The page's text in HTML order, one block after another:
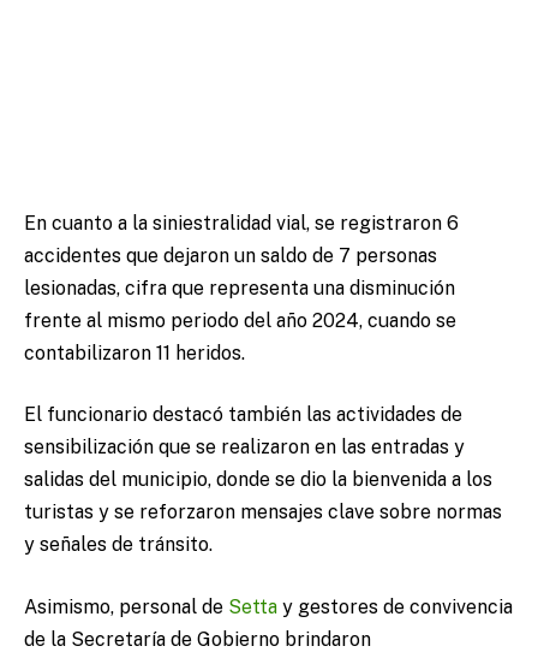
En cuanto a la siniestralidad vial, se registraron 6
accidentes que dejaron un saldo de 7 personas
lesionadas, cifra que representa una disminución
frente al mismo periodo del año 2024, cuando se
contabilizaron 11 heridos.
El funcionario destacó también las actividades de
sensibilización que se realizaron en las entradas y
salidas del municipio, donde se dio la bienvenida a los
turistas y se reforzaron mensajes clave sobre normas
y señales de tránsito.
Asimismo, personal de Setta y gestores de convivencia
de la Secretaría de Gobierno brindaron